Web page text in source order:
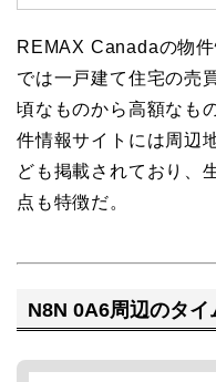
REMAX Canadaの物
では一戸建て住宅の売
頃なものから高額なも
件情報サイトには周辺
ども掲載されており、
点も特徴だ。
N8N 0A6周辺のタ